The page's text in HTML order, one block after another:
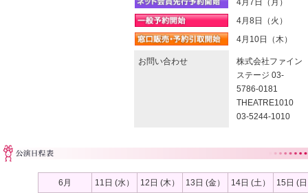
4月8日（火）
4月10日（木）
お問い合わせ
株式会社ファイン
ステージ 03-
5786-0181
THEATRE1010
03-5244-1010
6月 11日 (水） 12日 (木） 13日 (金） 14日 (土） 15日 (